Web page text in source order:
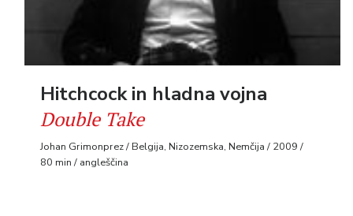
Hitchcock in hladna vojna
Double Take
Johan Grimonprez / Belgija, Nizozemska, Nemčija / 2009 /
80 min / angleščina